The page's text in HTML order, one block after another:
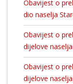
Obavijest o
dio naselja
Obavijest o
dijelove
Obavijest o
dijelove naselja